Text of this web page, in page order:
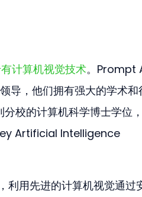
计算机视觉技术。Prompt
导，他们拥有强大的学术和
校的计算机科学博士学位，
Artificial Intelligence
用先进的计算机视觉通过